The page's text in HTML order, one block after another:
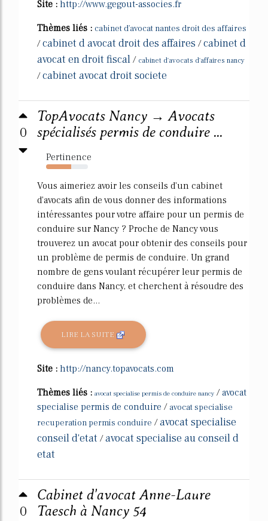
Site : http://www.gegout-associes.fr
Thèmes liés : cabinet d'avocat nantes droit des affaires
/cabinet d avocat droit des affaires /cabinet d
avocat en droit fiscal / cabinet d'avocats d'affaires nancy
/cabinet avocat droit societe
0
TopAvocats Nancy → Avocats
spécialisés permis de conduire ...
Pertinence
60%
Vous aimeriez avoir les conseils d'un cabinet
d'avocats afin de vous donner des informations
intéressantes pour votre affaire pour un permis de
conduire sur Nancy ? Proche de Nancy vous
trouverez un avocat pour obtenir des conseils pour
un problème de permis de conduire. Un grand
nombre de gens voulant récupérer leur permis de
conduire dans Nancy, et cherchent à résoudre des
problèmes de...
LIRE LA SUITE
Site : http://nancy.topavocats.com
Thèmes liés : avocat specialise permis de conduire nancy /avocat
specialise permis de conduire / avocat specialise
recuperation permis conduire /avocat specialise
conseil d'etat /avocat specialise au conseil d
etat
0
Cabinet d'avocat Anne-Laure
Taesch à Nancy 54